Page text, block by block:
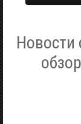
Новости